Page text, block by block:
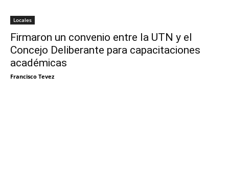
Locales
Firmaron un convenio entre la UTN y el
Concejo Deliberante para capacitaciones
académicas
Francisco Tevez